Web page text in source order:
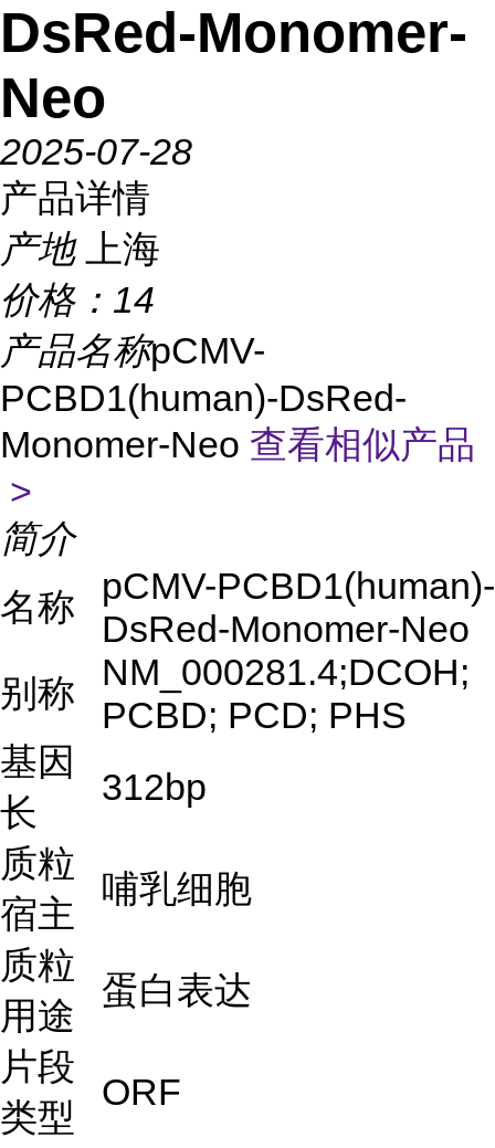
DsRed-Monomer-
Neo
2025-07-28
产品详情
产地
上海
价格： 14
产品名称pCMV-
PCBD1(human)-DsRed-
Monomer-Neo 查看相似产品
>
简介
名称
pCMV-PCBD1(human)-
DsRed-Monomer-Neo
别称
NM_000281.4;DCOH;
PCBD; PCD; PHS
基因
长
312bp
质粒
宿主
哺乳细胞
质粒
用途
蛋白表达
片段
类型
ORF